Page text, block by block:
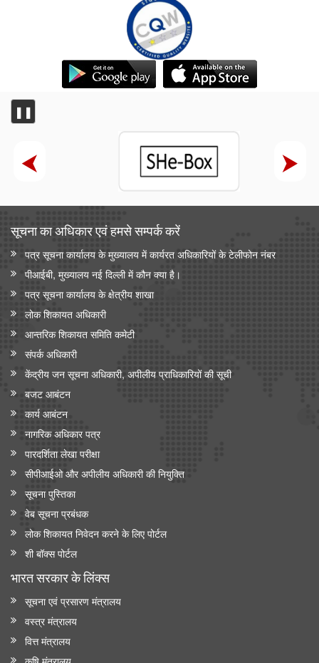
❚❚
सूचना का अधिकार एवं हमसे सम्‍पर्क करें
पत्र सूचना कार्यालय के मुख्यालय में कार्यरत अधिकारियों के टेलीफोन नंबर
पीआईबी, मुख्यालय नई दिल्ली में कौन क्या है।
पत्र सूचना कार्यालय के क्षेत्रीय शाखा
लोक शिकायत अधिकारी
आन्‍तरिक शिकायत समिति कमेटी
संपर्क अधिकारी
केंद्रीय जन सूचना अधिकारी, अपीलीय प्राधिकारियों की सूची
बजट आबंटन
कार्य आबंटन
नागरिक अधिकार पत्र
पारदर्शिता लेखा परीक्षा
सीपीआईओ और अपी‍लीय अधिकारी की नियुक्ति
सूचना पुस्तिका
वेब सूचना प्रबंधक
लोक शिकायत निवेदन करने के लिए पोर्टल
शी बॉक्स पोर्टल
भारत सरकार के लिंक्‍स
सूचना एवं प्रसारण मंत्रालय
वस्त्र मंत्रालय
वित्त मंत्रालय